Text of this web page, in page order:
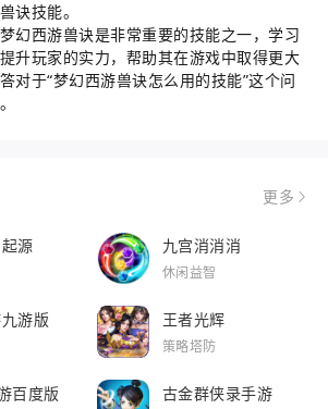
诀技能。
幻西游兽诀是非常重要的技能之一，学习
升玩家的实力，帮助其在游戏中取得更大
对于“梦幻西游兽诀怎么用的技能”这个问
更多
源 九宫消消消
休闲益智
游版 王者光辉
策略塔防
百度版 古金群侠录手游